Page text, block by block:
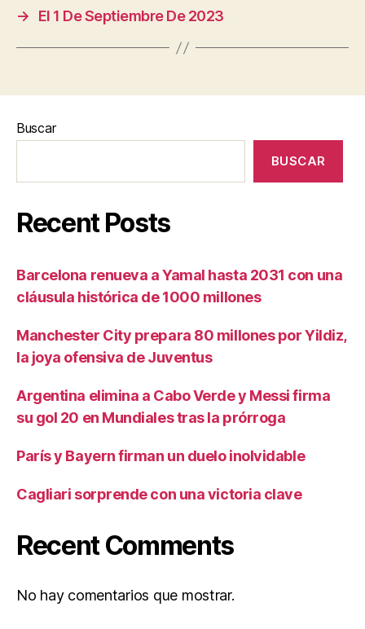
→
El 1 De Septiembre De 2023
Buscar
BUSCAR
Recent Posts
Barcelona renueva a Yamal hasta 2031 con una
cláusula histórica de 1000 millones
Manchester City prepara 80 millones por Yildiz,
la joya ofensiva de Juventus
Argentina elimina a Cabo Verde y Messi firma
su gol 20 en Mundiales tras la prórroga
París y Bayern firman un duelo inolvidable
Cagliari sorprende con una victoria clave
Recent Comments
No hay comentarios que mostrar.